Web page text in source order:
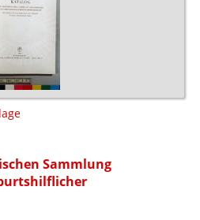
Sammlung